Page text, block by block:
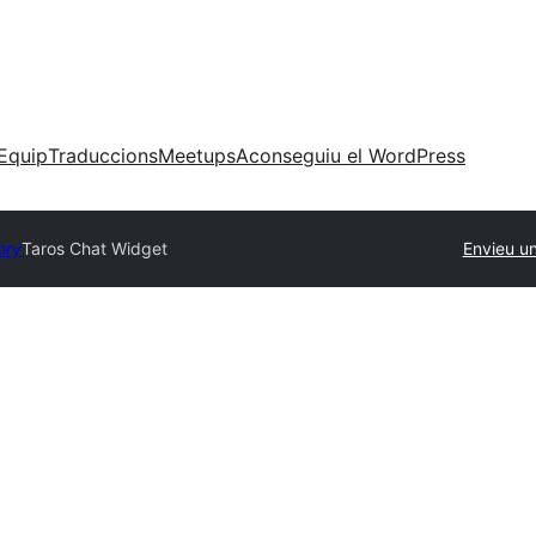
TraduccionsMeetupsAconseguiu el WordPress
Taros Chat Widget Envieu